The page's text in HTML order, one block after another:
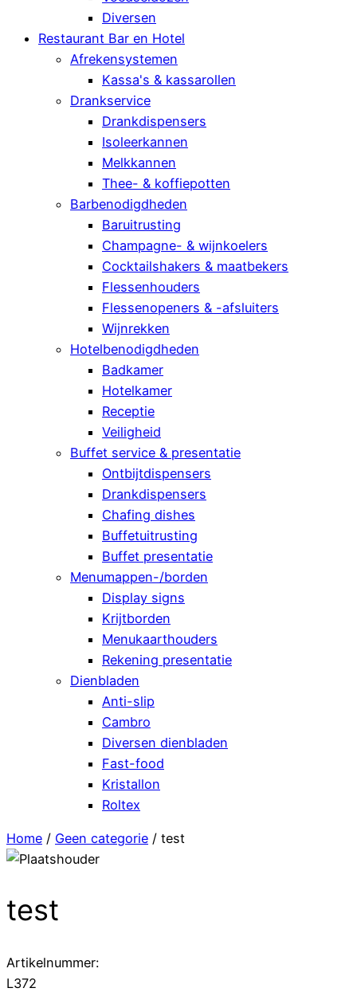
Diversen
Restaurant Bar en Hotel
Afrekensystemen
Kassa's & kassarollen
Drankservice
Drankdispensers
Isoleerkannen
Melkkannen
Thee- & koffiepotten
Barbenodigdheden
Baruitrusting
Champagne- & wijnkoelers
Cocktailshakers & maatbekers
Flessenhouders
Flessenopeners & -afsluiters
Wijnrekken
Hotelbenodigdheden
Badkamer
Hotelkamer
Receptie
Veiligheid
Buffet service & presentatie
Ontbijtdispensers
Drankdispensers
Chafing dishes
Buffetuitrusting
Buffet presentatie
Menumappen-/borden
Display signs
Krijtborden
Menukaarthouders
Rekening presentatie
Dienbladen
Anti-slip
Cambro
Diversen dienbladen
Fast-food
Kristallon
Roltex
Home / Geen categorie / test
test
Artikelnummer:
L372